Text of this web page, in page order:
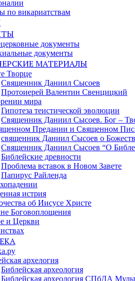
по викариатствам
документы
документы
МАТЕРИАЛЫ
Творце
Священник Даниил Сысоев
Протоиерей Валентин Свенцицкий
мира
Гипотеза теистической эволюции
Священник Даниил Сысоев. Бог –
Предании и Священном
священник Даниил Сысоев о
Священник Даниил Сысоев “О
Библейские древности
Проблема вставок в Новом Завете
Папирус Райленда
истрия
об Иисусе Христе
Боговоплощения
и Церкви
архелогия
Библейская археология
Библейская археология СПбДА